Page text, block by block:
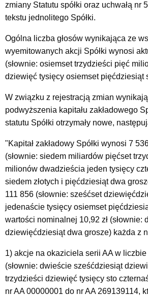
zmiany Statutu spółki oraz uchwałą nr
tekstu jednolitego Spółki.
Ogólna liczba głosów wynikająca ze
wyemitowanych akcji Spółki wynosi
(słownie: osiemset trzydzieści pięć
dziewięć tysięcy osiemset pięćdziesiąt
W związku z rejestracją zmian
podwyższenia kapitału zakładowego
statutu Spółki otrzymały nowe,
"Kapitał zakładowy Spółki wynosi 7
(słownie: siedem miliardów pięćset
milionów dwadzieścia jeden tysięcy
siedem złotych i pięćdziesiąt dwa
111 856 (słownie: sześćset
jedenaście tysięcy osiemset
wartości nominalnej 10,92 zł (słownie:
dziewięćdziesiąt dwa grosze) każda z
1) akcje na okaziciela serii AA w
(słownie: dwieście sześćdziesiąt
trzydzieści dziewięć tysięcy sto
nr AA 00000001 do nr AA 269139114,